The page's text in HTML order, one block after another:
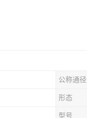
公称通径
形态
型号